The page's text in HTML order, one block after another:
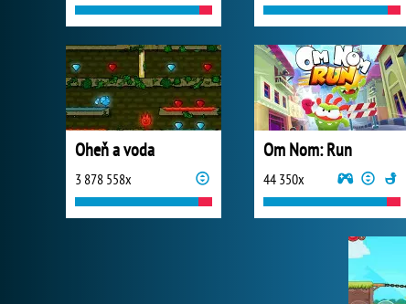
Oheň a voda
3 878 558x
Om Nom: Run
44 350x